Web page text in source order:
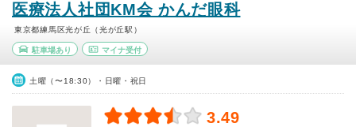
医療法人社団KM会 かんだ眼科
東京都練馬区光が丘（光が丘駅）
駐車場あり マイナ受付
土曜（〜18:30）・日曜・祝日
3.49